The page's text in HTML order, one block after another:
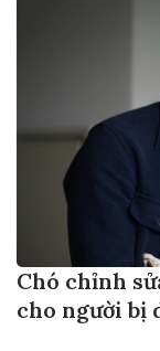
Chó chỉnh
cho người bị